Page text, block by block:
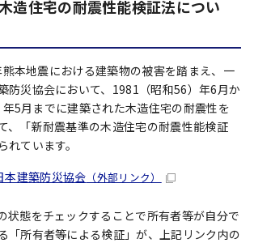
造住宅の耐震性能検証法につい
本地震における建築物の被害を踏まえ、一
防災協会において、1981（昭和56）年6月か
5月までに建築された木造住宅の耐震性を
、「新耐震基準の木造住宅の耐震性能検証
ています。
本建築防災協会 （外部リンク）
状態をチェックすることで所有者等が自分で
「所有者等による検証」が、上記リンク内の